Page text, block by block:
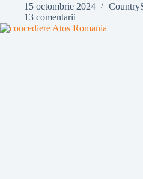
15 octombrie 2024
13 comentarii